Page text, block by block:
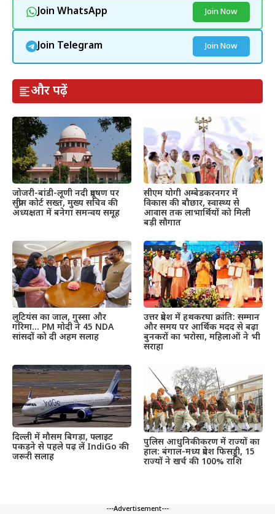
Join WhatsApp Join Now
Join Telegram Join Now
और पढ़ें
जोजरी-बांडी-लूणी नदी प्रदूषण पर
सुप्रीम कोर्ट सख्त, मुख्य सचिव की
अध्यक्षता में बनेगा समन्वय समूह
सीएम योगी अम्बेडकरनगर में
विकास की बौछार, स्वास्थ्य से
आवास तक लाभार्थियों को मिली
बड़ी सौगात
लुटियंस का जाल, गुस्सा और
गरिमा… PM मोदी ने 45 NDA
सांसदों को दी अहम सलाह
उत्तर प्रदेश में हथकरघा क्रांति: सम्मान
और समय पर आर्थिक मदद से बढ़ा
बुनकरों का भरोसा, महिलाओं ने भी
सराहा
दिल्ली में मौसम बिगड़ा, फ्लाइट
पकड़ने से पहले पढ़ लें IndiGo की
जरूरी सलाह
पुलिस आधुनिकीकरण में राज्यों का
हाल: बंगाल-मध्य प्रदेश फिसड्डी, 15
राज्यों ने खर्च की 100% राशि
---Advertisement---